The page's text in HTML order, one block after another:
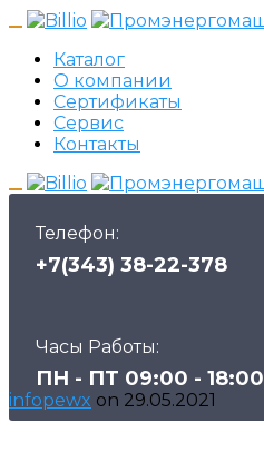
Каталог
О компании
Сертификаты
Сервис
Контакты
Телефон:
+7(343) 38-22-378
Часы Работы:
ПН - ПТ 09:00 - 18:00
infopewx on 29.05.2021